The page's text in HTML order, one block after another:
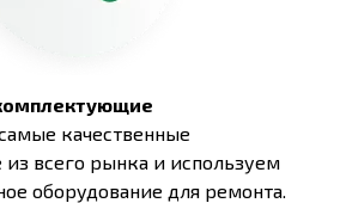
качественные
всего рынка и используем
оборудование для ремонта.